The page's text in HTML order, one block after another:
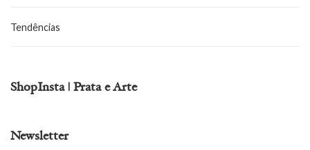
Tendências
ShopInsta | Prata e Arte
Newsletter